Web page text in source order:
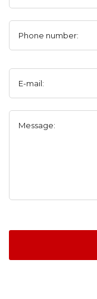
Phone number:
E-mail:
Message: